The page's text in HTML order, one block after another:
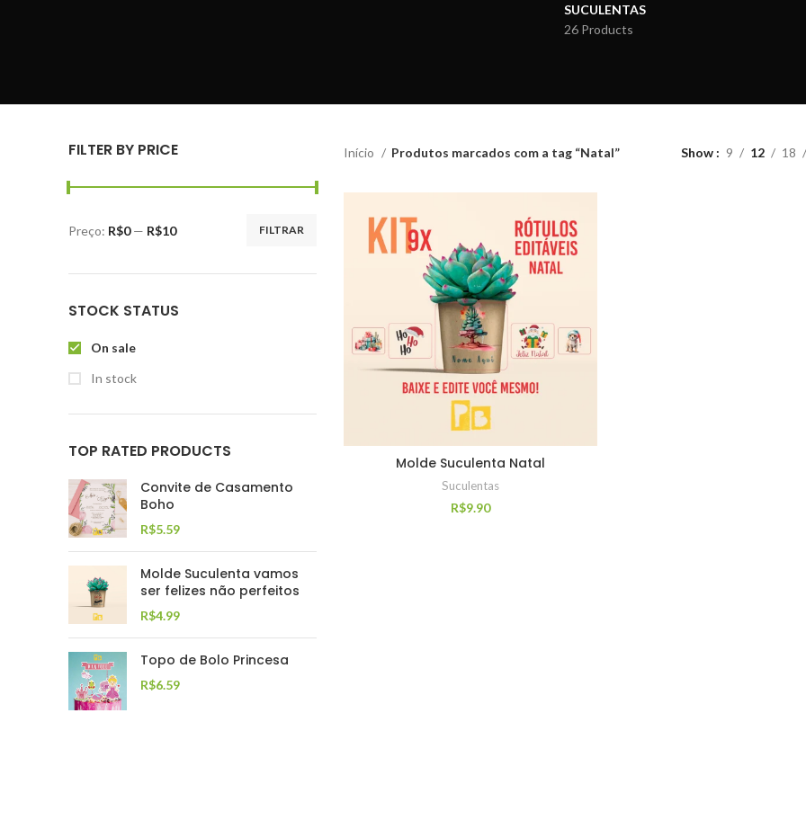
SUCULENTAS
26 Products
FILTER BY PRICE
FILTRAR
Preço: R$0— R$10
STOCK STATUS
On sale
In stock
TOP RATED PRODUCTS
Convite de Casamento
Boho
R$5.59
Molde Suculenta vamos
ser felizes não perfeitos
R$4.99
Topo de Bolo Princesa
R$6.59
Início Produtos marcados com a tag “Natal” Show 9 12 18
Molde Suculenta Natal
Suculentas
R$9.90